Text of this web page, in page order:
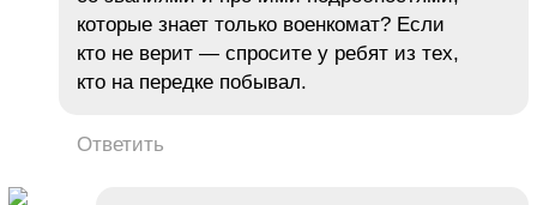
которые знает только военкомат? Если
кто не верит — спросите у ребят из тех,
кто на передке побывал.
Ответить